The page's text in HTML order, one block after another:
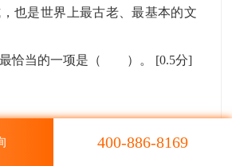
也是世界上最古老、最基本的文
最恰当的一项是（ ）。 [0.5分]
400-886-8169